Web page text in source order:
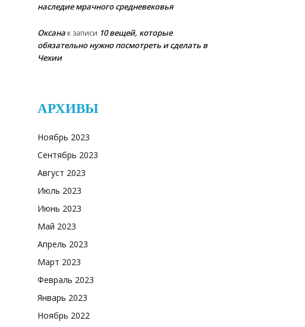
наследие мрачного средневековья
Оксана к записи 10 вещей, которые
обязательно нужно посмотреть и сделать в
Чехии
АРХИВЫ
Ноябрь 2023
Сентябрь 2023
Август 2023
Июль 2023
Июнь 2023
Май 2023
Апрель 2023
Март 2023
Февраль 2023
Январь 2023
Ноябрь 2022